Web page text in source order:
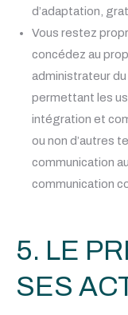
d’adaptation,
Vous restez
concédez au
administrateur
permettant les
intégration et
ou non d’autres
communication
communication
5. LE
SES